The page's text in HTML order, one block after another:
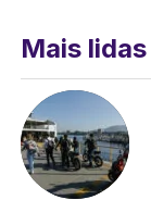
Mais lidas